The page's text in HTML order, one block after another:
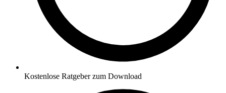
Kostenlose Ratgeber zum Download